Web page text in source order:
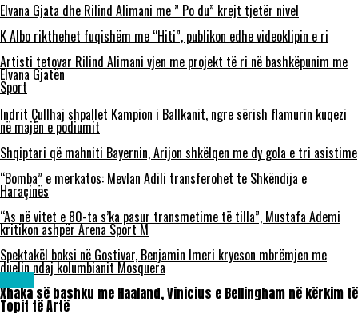
Elvana Gjata dhe Rilind Alimani me ” Po du” krejt tjetër nivel
K Albo rikthehet fuqishëm me “Hiti”, publikon edhe videoklipin e ri
Artisti tetovar Rilind Alimani vjen me projekt të ri në bashkëpunim me
Elvana Gjatën
Sport
Indrit Çullhaj shpallet Kampion i Ballkanit, ngre sërish flamurin kuqezi
në majën e podiumit
Shqiptari që mahniti Bayernin, Arijon shkëlqen me dy gola e tri asistime
“Bomba” e merkatos: Mevlan Adili transferohet te Shkëndija e
Haraçinës
“As në vitet e 80-ta s’ka pasur transmetime të tilla”, Mustafa Ademi
kritikon ashpër Arena Sport M
Spektakël boksi në Gostivar, Benjamin Imeri kryeson mbrëmjen me
duelin ndaj kolumbianit Mosquera
Xhaka së bashku me Haaland, Vinicius e Bellingham në kërkim të
Topit të Artë